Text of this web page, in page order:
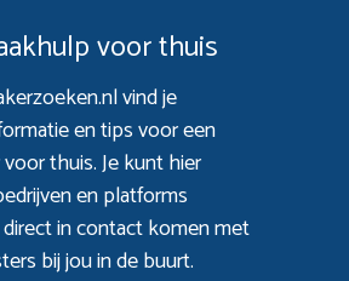
voor thuis
vind je
en tips voor een
thuis. Je kunt hier
en platforms
in contact komen met
bij jou in de buurt.